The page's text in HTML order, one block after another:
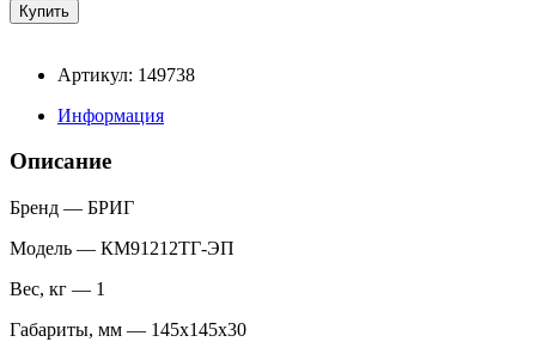
Артикул: 149738
Информация
Описание
Бренд — БРИГ
Модель — КМ91212ТГ-ЭП
Вес, кг — 1
Габариты, мм — 145х145х30